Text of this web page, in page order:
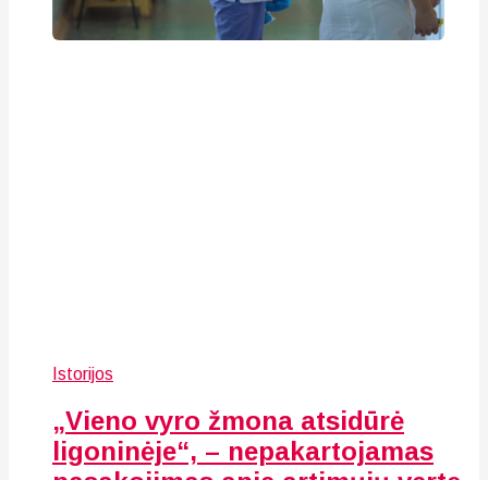
Istorijos
„Vieno vyro žmona atsidūrė
ligoninėje“, – nepakartojamas